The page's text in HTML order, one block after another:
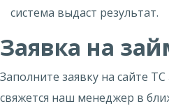
система выдаст результат.
Заявка на
Заполните заявку на сайте
свяжется наш менеджер в